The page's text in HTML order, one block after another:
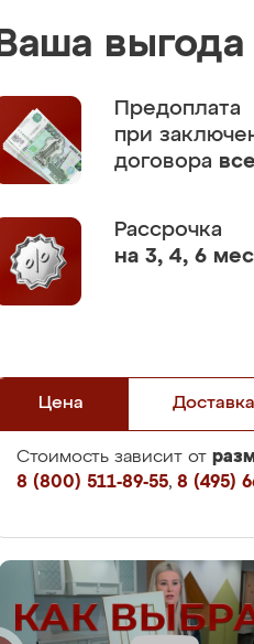
Ваша
Предоплата
при
договора
Рассрочка
на 3, 4, 6
Цена Доставка
Стоимость зависит от
8 (800) 511-89-55, 8 (495)